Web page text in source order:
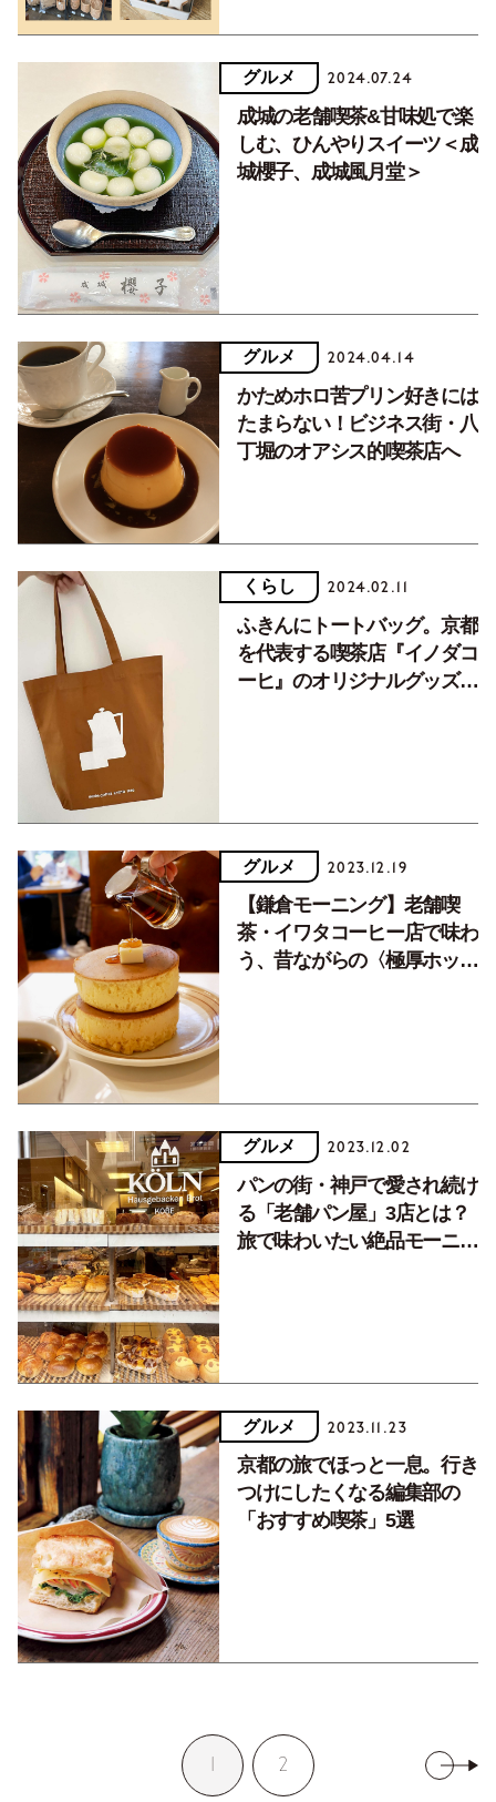
グルメ 2024.07.24
成城の老舗喫茶&甘味処で楽
しむ、ひんやりスイーツ＜成
城櫻子、成城風月堂＞
グルメ 2024.04.14
かためホロ苦プリン好きには
たまらない！ビジネス街・八
丁堀のオアシス的喫茶店へ
くらし 2024.02.11
ふきんにトートバッグ。京都
を代表する喫茶店『イノダコ
ーヒ』のオリジナルグッズの
グルメ 2023.12.19
【鎌倉モーニング】老舗喫
茶・イワタコーヒー店で味わ
う、昔ながらの〈極厚ホット
グルメ 2023.12.02
パンの街・神戸で愛され続け
る「老舗パン屋」3店とは？
旅で味わいたい絶品モーニン
グルメ 2023.11.23
京都の旅でほっと一息。行き
つけにしたくなる編集部の
「おすすめ喫茶」5選
1 2